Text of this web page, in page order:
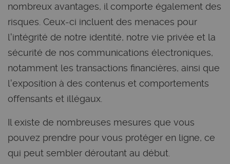
nombreux avantages, il comporte également des
risques. Ceux-ci incluent des menaces pour
l'intégrité de notre identité, notre vie privée et la
sécurité de nos communications électroniques,
notamment les transactions financières, ainsi que
l'exposition à des contenus et comportements
offensants et illégaux.
Il existe de nombreuses mesures que vous
pouvez prendre pour vous protéger en ligne, ce
qui peut sembler déroutant au début.